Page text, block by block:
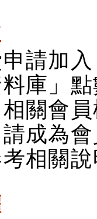
請加
料庫」
關會
成為
相關